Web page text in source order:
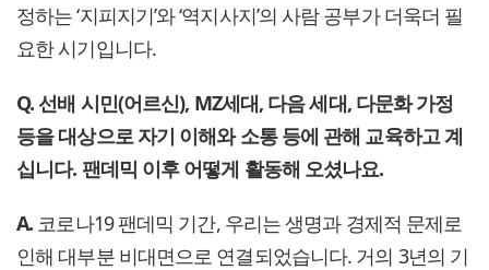
정하는 ‘지피지기’와 ‘역지사지’의 사람 공부가 더욱더 필
요한 시기입니다.
Q. 선배 시민(어르신), MZ세대, 다음 세대, 다문화 가정
등을 대상으로 자기 이해와 소통 등에 관해 교육하고 계
십니다. 팬데믹 이후 어떻게 활동해 오셨나요.
A. 코로나19 팬데믹 기간, 우리는 생명과 경제적 문제로
인해 대부분 비대면으로 연결되었습니다. 거의 3년의 기